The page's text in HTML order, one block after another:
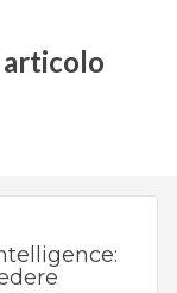
articolo